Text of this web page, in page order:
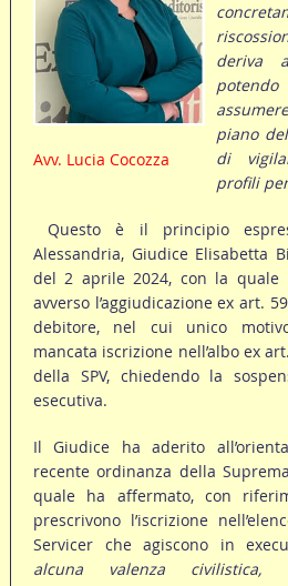
Avv. Lucia Cocozza
deriva
piano
di
profili
Questo è il principio
Alessandria, Giudice Elisabetta
del 2 aprile 2024, con la
avverso l’aggiudicazione ex art.
debitore, nel cui unico
mancata iscrizione nell’albo ex
della SPV, chiedendo la
esecutiva.
Il Giudice ha aderito
recente ordinanza della
quale ha affermato, con
prescrivono l’iscrizione
Servicer che agiscono in
alcuna valenza